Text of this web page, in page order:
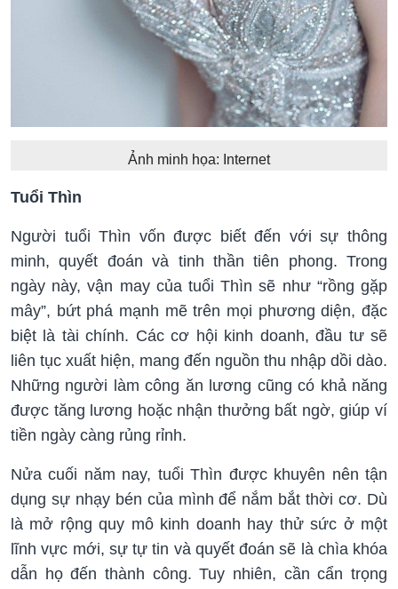
Ảnh minh họa: Internet
Tuổi Thìn
Người tuổi Thìn vốn được biết đến với sự thông
minh, quyết đoán và tinh thần tiên phong. Trong
ngày này, vận may của tuổi Thìn sẽ như “rồng gặp
mây”, bứt phá mạnh mẽ trên mọi phương diện, đặc
biệt là tài chính. Các cơ hội kinh doanh, đầu tư sẽ
liên tục xuất hiện, mang đến nguồn thu nhập dồi dào.
Những người làm công ăn lương cũng có khả năng
được tăng lương hoặc nhận thưởng bất ngờ, giúp ví
tiền ngày càng rủng rỉnh.
Nửa cuối năm nay, tuổi Thìn được khuyên nên tận
dụng sự nhạy bén của mình để nắm bắt thời cơ. Dù
là mở rộng quy mô kinh doanh hay thử sức ở một
lĩnh vực mới, sự tự tin và quyết đoán sẽ là chìa khóa
dẫn họ đến thành công. Tuy nhiên, cần cẩn trọng